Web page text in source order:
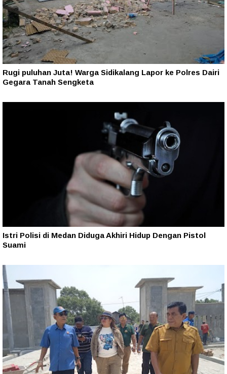
Rugi puluhan Juta! Warga Sidikalang Lapor ke Polres Dairi
Gegara Tanah Sengketa
Istri Polisi di Medan Diduga Akhiri Hidup Dengan Pistol
Suami